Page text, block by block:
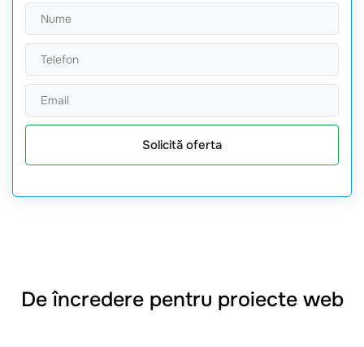
Solicită oferta
De încredere pentru proiecte web